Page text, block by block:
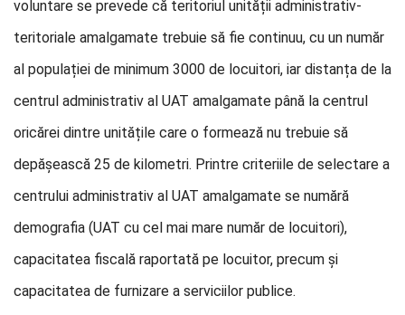
voluntare se prevede că teritoriul unității administrativ-
teritoriale amalgamate trebuie să fie continuu, cu un număr
al populației de minimum 3000 de locuitori, iar distanța de la
centrul administrativ al UAT amalgamate până la centrul
oricărei dintre unitățile care o formează nu trebuie să
depășească 25 de kilometri. Printre criteriile de selectare a
centrului administrativ al UAT amalgamate se numără
demografia (UAT cu cel mai mare număr de locuitori),
capacitatea fiscală raportată pe locuitor, precum și
capacitatea de furnizare a serviciilor publice.